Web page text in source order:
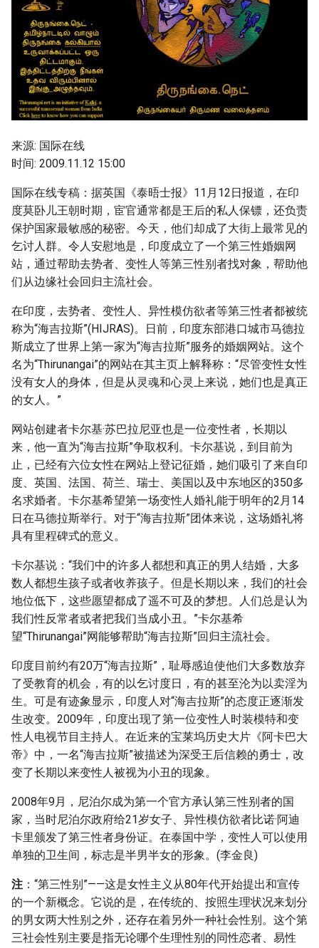
来源: 国际在线
时间: 2009.11.12 15:00
国际在线专稿：据英国《泰晤士报》11月12日报道，在印
度莫卧儿王朝时期，宦官通常都是王后的私人保镖，还负责
保护国家最敏感的秘密。今天，他们却成了大街上最常见的
乞讨人群。令人安慰地是，印度成立了一个第三性婚姻网
站，通过帮助去势者、变性人等第三性别者找对象，帮助他
们从边缘社会回归主流社会。
在印度，去势者、变性人、异性模仿欲者等第三性者都被统
称为“海吉拉斯”(HIJRAS)。日前，印度东部港口城市马德拉
斯成立了世界上第一家为“海吉拉斯”服务的婚姻网站。这个
名为“Thirunangai”的网站在其主页上解释称：“尽管变性女性
没有女人的身体，但是从灵魂和心灵上来说，她们也是真正
的女人。”
网站创建者卡尔基·苏巴拉尼亚也是一位变性者，长期以
来，他一直为“海吉拉斯”争取权利。卡尔基说，到目前为
止，已经有六位女性在网站上登记征婚，她们吸引了来自印
度、英国、法国、荷兰、瑞士、美国以及中东地区的350多
名求婚者。卡尔基希望第一场变性人婚礼能于明年的2月14
日在马德拉斯举行。对于“海吉拉斯”团体来说，这场婚礼将
具有里程碑式的意义。
卡尔基说：“我们中的许多人都想和真正的男人结婚，大多
数人都想生孩子或者收养孩子。但是长期以来，我们的社会
地位低下，这些愿望都成了遥不可及的梦想。人们总是认为
我们性反常者或者把我们当成小丑。”卡尔基希
望“Thirunangai”网能够帮助“海吉拉斯”回归主流社会。
印度目前约有20万“海吉拉斯”，耻辱感迫使他们大多数放弃
了受教育的机会，有的以乞讨度日，有的甚至沦为以卖淫为
生。可是有迹象显示，印度人对“海吉拉斯”的态度正逐渐发
生改变。2009年，印度出现了第一位变性人时装模特和变
性人电视节目主持人。在近来的宝莱坞历史大片《阿卡巴大
帝》中，一名“海吉拉斯”被描述为深受王后信赖的勇士，改
变了长期以来变性人被视为小丑的现象。
2008年9月，尼泊尔成为第一个官方承认第三性别者的国
家，当时尼泊尔政府给21岁女子、异性模仿欲者比诺·阿迪
卡里颁发了第三性者身份证。在泰国中学，变性人可以使用
单独的卫生间，标志是半男半女的形象。(李金良)
注 ：“第三性别”——这是女性主义从80年代开始提出和宣传
的一个新概念。它说的是，在传统的、按照生理状况来划分
的男女两大性别之外，还存在着另外一种社会性别。这个第
三社会性别主要是指无论哪个生理性别的同性恋者、易性